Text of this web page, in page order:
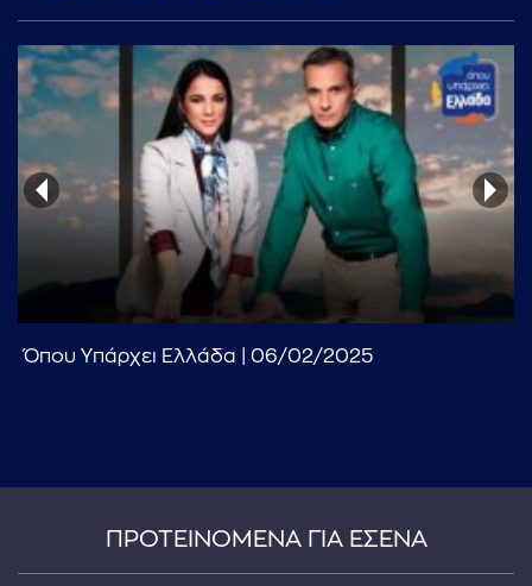
Όπου Υπάρχει Ελλάδα | 06/02/2025
ΠΡΟΤΕΙΝΟΜΕΝΑ ΓΙΑ ΕΣΕΝΑ